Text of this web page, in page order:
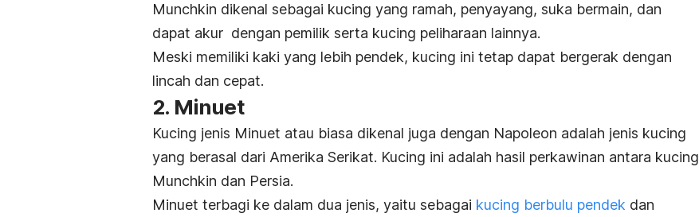
Munchkin dikenal sebagai kucing yang ramah, penyayang, suka bermain, dan
dapat akur dengan pemilik serta kucing peliharaan lainnya.
Meski memiliki kaki yang lebih pendek, kucing ini tetap dapat bergerak dengan
lincah dan cepat.
2. Minuet
Kucing jenis Minuet atau biasa dikenal juga dengan Napoleon adalah jenis kucing
yang berasal dari Amerika Serikat. Kucing ini adalah hasil perkawinan antara kucing
Munchkin dan Persia.
Minuet terbagi ke dalam dua jenis, yaitu sebagai kucing berbulu pendek dan